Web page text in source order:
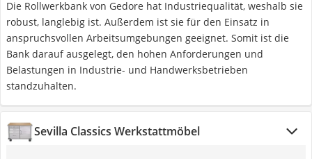
Die Rollwerkbank von Gedore hat Industriequalität, weshalb sie
robust, langlebig ist. Außerdem ist sie für den Einsatz in
anspruchsvollen Arbeitsumgebungen geeignet. Somit ist die
Bank darauf ausgelegt, den hohen Anforderungen und
Belastungen in Industrie- und Handwerksbetrieben
standzuhalten.
Sevilla Classics Werkstattmöbel